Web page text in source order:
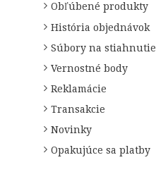
Obľúbené produkty
História objednávok
Súbory na stiahnutie
Vernostné body
Reklamácie
Transakcie
Novinky
Opakujúce sa platby